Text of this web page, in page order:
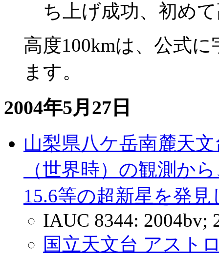
ち上げ成功、初め
高度100kmは、公式
ます。
2004年5月27日
山梨県八ケ岳南麓天
（世界時）の観測か
15.6等の超新星を発
IAUC 8344: 2004bv;
国立天文台 アスト